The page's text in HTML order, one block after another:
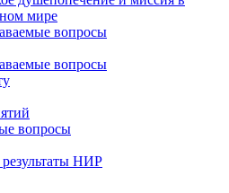
мире
вопросы
вопросы
вопросы
НИР